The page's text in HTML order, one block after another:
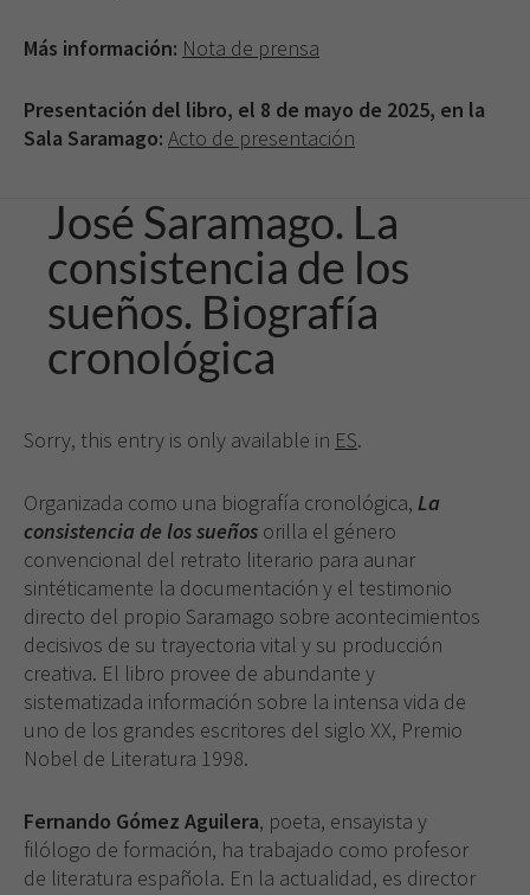
Más información: Nota de prensa
Presentación del libro, el 8 de mayo de 2025, en la
Sala Saramago: Acto de presentación
José Saramago. La
consistencia de los
sueños. Biografía
cronológica
Sorry, this entry is only available in ES.
Organizada como una biografía cronológica, La
consistencia de los sueños orilla el género
convencional del retrato literario para aunar
sintéticamente la documentación y el testimonio
directo del propio Saramago sobre acontecimientos
decisivos de su trayectoria vital y su producción
creativa. El libro provee de abundante y
sistematizada información sobre la intensa vida de
uno de los grandes escritores del siglo XX, Premio
Nobel de Literatura 1998.
Fernando Gómez Aguilera, poeta, ensayista y
filólogo de formación, ha trabajado como profesor
de literatura española. En la actualidad, es director